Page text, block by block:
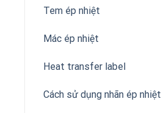
Tem ép nhiệt
Mác ép nhiệt
Heat transfer label
Cách sử dụng nhãn ép nhiệt